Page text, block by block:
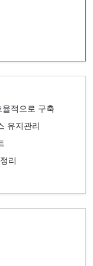
적으로 구축
유지관리
리